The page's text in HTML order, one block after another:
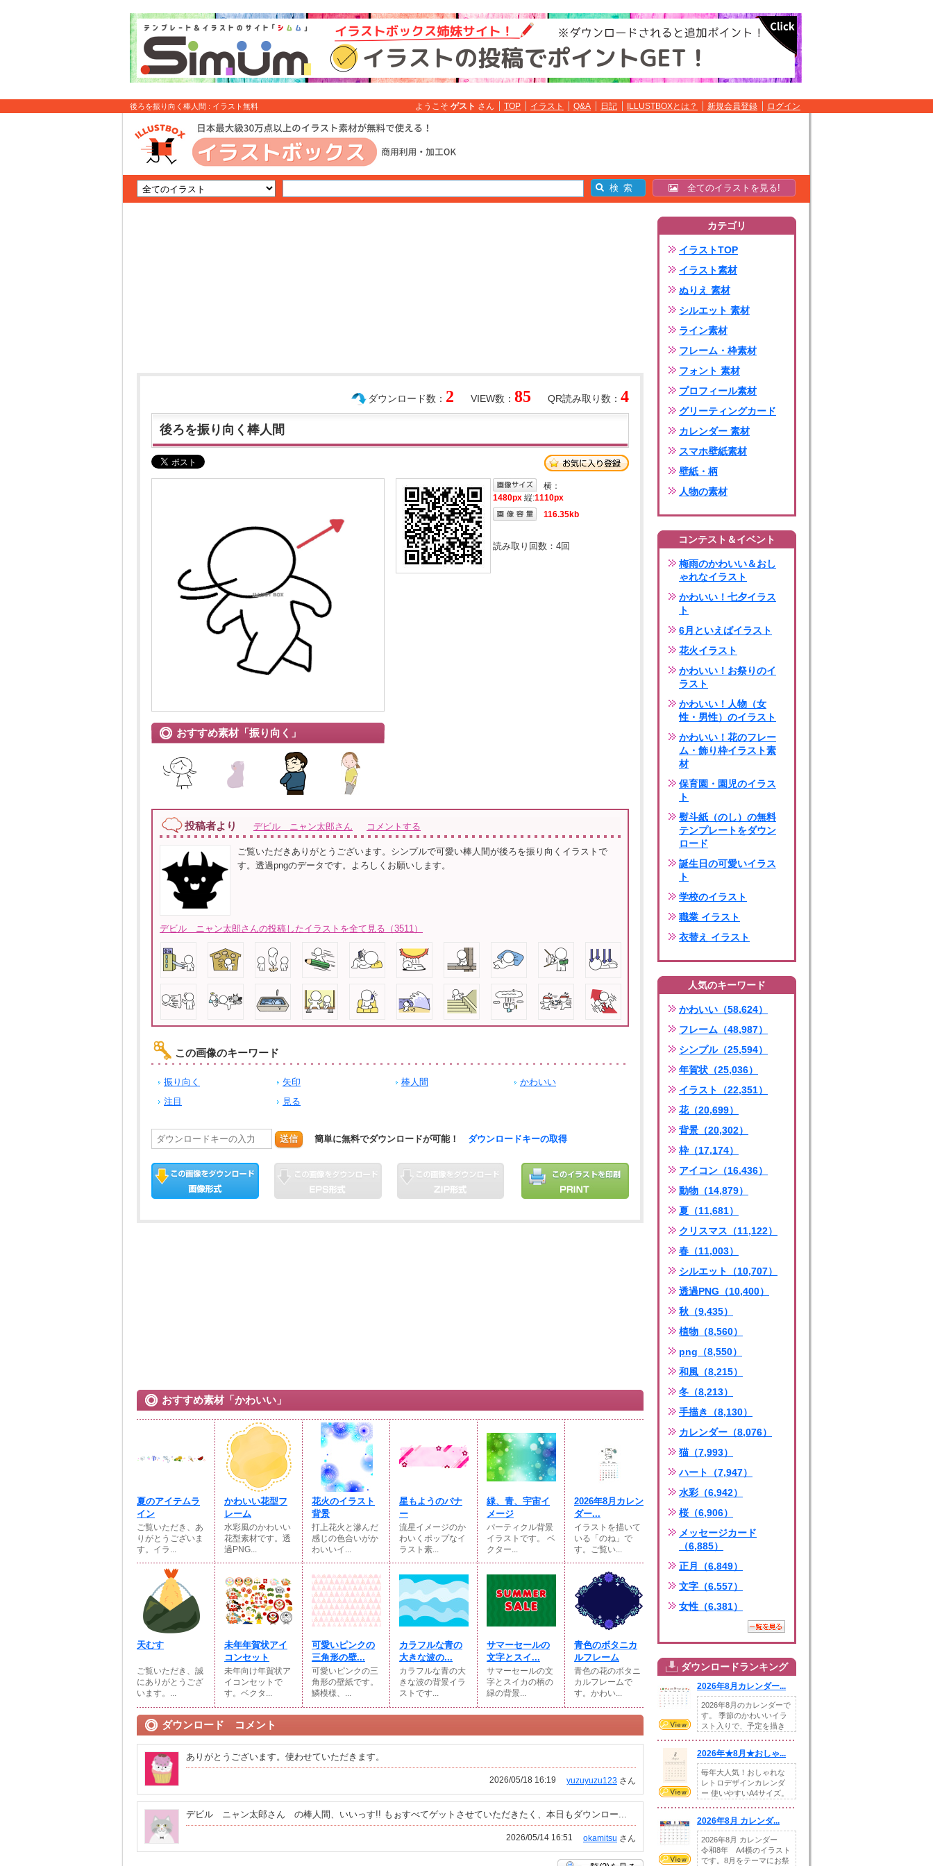
後ろを振り向く棒人間 : イラスト無料 ようこそ ゲスト さん TOP イラスト Q&A 日記 ILLUSTBOXとは？ 新規会員登録 ログイン
全てのイラストを見る!
QR読み取り数： 4
VIEW数： 85
ダウンロード数： 2
後ろを振り向く棒人間
おすすめ素材「振り向く」
横：
1480px 縦:1110px
116.35kb
読み取り回数： 4回
投稿者より デビル ニャン太郎さん コメントする
ご覧いただきありがとうございます。シンプルで可愛い棒人間が後ろを振り向くイラストで
す。透過pngのデータです。よろしくお願いします。
デビル ニャン太郎さんの投稿したイラストを全て見る（3511）
この画像のキーワード
振り向く 矢印 棒人間
かわいい
注目
見る
送信 簡単に無料でダウンロードが可能！ ダウンロードキーの取得
おすすめ素材「かわいい」
夏のアイテムラ
イン
ご覧いただき、あ
りがとうございま
す。イラ...
かわいい花型フ
レーム
水彩風のかわいい
花型素材です。透
過PNG...
花火のイラスト
背景
打上花火と滲んだ
感じの色合いがか
わいいイ...
星もようのバナ
ー
流星イメージのか
わいくポップなイ
ラスト素...
緑、青、宇宙イ
メージ
パーティクル背景
イラストです。 ベ
クター...
2026年8月カレン
ダー...
イラストを描いて
いる「のね」で
す。ご覧い...
天むす
ご覧いただき、誠
にありがとうござ
います。...
未年年賀状アイ
コンセット
未年向け年賀状ア
イコンセットで
す。ベクタ...
可愛いピンクの
三角形の壁...
可愛いピンクの三
角形の壁紙です。
鱗模様、...
カラフルな青の
大きな波の...
カラフルな青の大
きな波の背景イラ
ストです...
サマーセールの
文字とスイ...
サマーセールの文
字とスイカの柄の
緑の背景...
青色のボタニカ
ルフレーム
青色の花のボタニ
カルフレームで
す。かわい...
ダウンロード コメント
ありがとうございます。使わせていただきます。
yuzuyuzu123 さん
2026/05/18 16:19
デビル ニャン太郎さん の棒人間、いいっす!! もぉすべてゲットさせていただきたく、本日もダウンロー...
okamitsu さん
2026/05/14 16:51
カテゴリ
イラストTOP
イラスト素材
ぬりえ 素材
シルエット 素材
ライン素材
フレーム・枠素材
フォント 素材
プロフィール素材
グリーティングカード
カレンダー 素材
スマホ壁紙素材
壁紙・柄
人物の素材
コンテスト＆イベント
梅雨のかわいい＆おし
ゃれなイラスト
かわいい！七夕イラス
ト
6月といえばイラスト
花火イラスト
かわいい！お祭りのイ
ラスト
かわいい！人物（女
性・男性）のイラスト
かわいい！花のフレー
ム・飾り枠イラスト素
材
保育園・園児のイラス
ト
熨斗紙（のし）の無料
テンプレートをダウン
ロード
誕生日の可愛いイラス
ト
学校のイラスト
職業 イラスト
衣替え イラスト
人気のキーワード
かわいい（58,624）
フレーム（48,987）
シンプル（25,594）
年賀状（25,036）
イラスト（22,351）
花（20,699）
背景（20,302）
枠（17,174）
アイコン（16,436）
動物（14,879）
夏（11,681）
クリスマス（11,122）
春（11,003）
シルエット（10,707）
透過PNG（10,400）
秋（9,435）
植物（8,560）
png（8,550）
和風（8,215）
冬（8,213）
手描き（8,130）
カレンダー（8,076）
猫（7,993）
ハート（7,947）
水彩（6,942）
桜（6,906）
メッセージカード
（6,885）
正月（6,849）
文字（6,557）
女性（6,381）
ダウンロードランキング
2026年8月カレンダー...
2026年8月のカレンダーで
す。 季節のかわいいイラ
スト入りで、予定を描き
2026年★8月★おしゃ...
毎年大人気！おしゃれな
レトロデザインカレンダ
ー 使いやすいA4サイズ。
2026年8月 カレンダ...
2026年8月 カレンダー
令和8年 A4横のイラスト
です。8月をテーマにお祭